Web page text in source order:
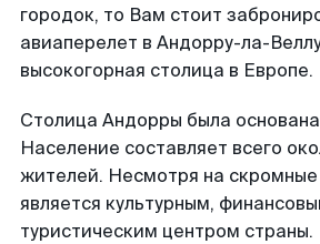
городок, то Вам стоит
авиаперелет в Андорру-ла-
высокогорная столица в Европе.
Столица Андорры была
Население составляет всего
жителей. Несмотря на
является культурным,
туристическим центром страны.